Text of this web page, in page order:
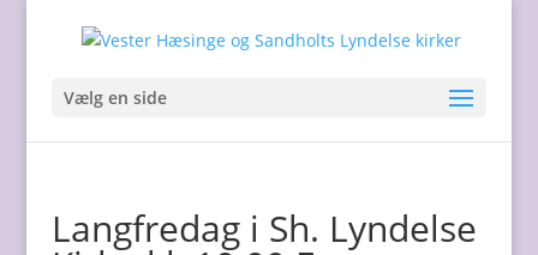
Vælg en side
Langfredag i Sh. Lyndelse